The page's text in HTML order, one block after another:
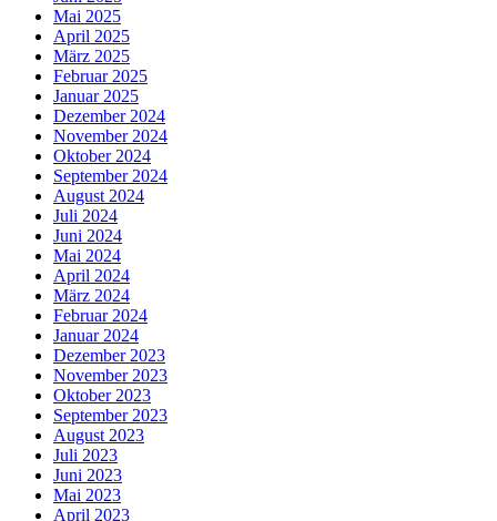
Mai 2025
April 2025
März 2025
Februar 2025
Januar 2025
Dezember 2024
November 2024
Oktober 2024
September 2024
August 2024
Juli 2024
Juni 2024
Mai 2024
April 2024
März 2024
Februar 2024
Januar 2024
Dezember 2023
November 2023
Oktober 2023
September 2023
August 2023
Juli 2023
Juni 2023
Mai 2023
April 2023